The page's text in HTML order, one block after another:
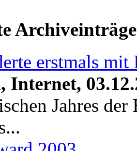
erstmals
Internet,
Jahres